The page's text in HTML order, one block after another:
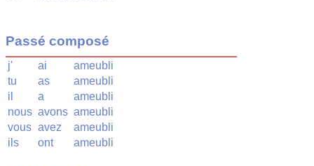
Passé composé
j' ai
ameubli
tu
as
ameubli
il
a
ameubli
nous avons ameubli
vous avez
ameubli
ils
ont ameubli